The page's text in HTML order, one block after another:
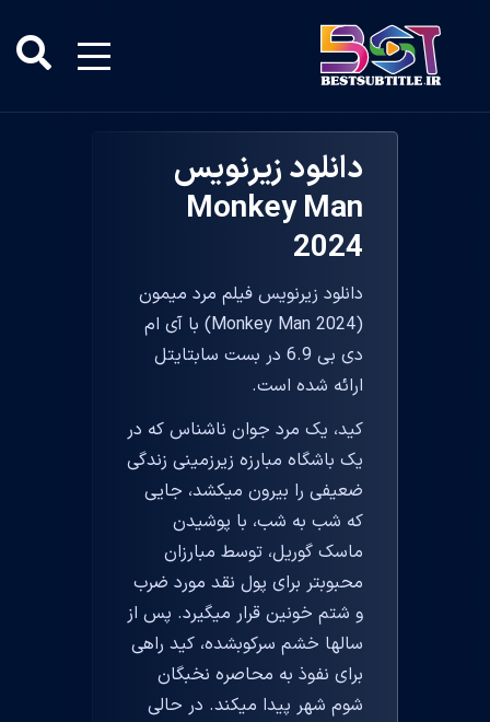
دانلود زیرنویس
Monkey Man
2024
دانلود زیرنویس فیلم مرد میمون
(Monkey Man 2024) با آی ام
دی بی 6.9 در بست سابتایتل
ارائه شده است.
کید، یک مرد جوان ناشناس که در
یک باشگاه مبارزه زیرزمینی زندگی
ضعیفی را بیرون میکشد، جایی
که شب به شب، با پوشیدن
ماسک گوریل، توسط مبارزان
محبوبتر برای پول نقد مورد ضرب
و شتم خونین قرار میگیرد. پس از
سالها خشم سرکوبشده، کید راهی
برای نفوذ به محاصره نخبگان
شوم شهر پیدا میکند. در حالی